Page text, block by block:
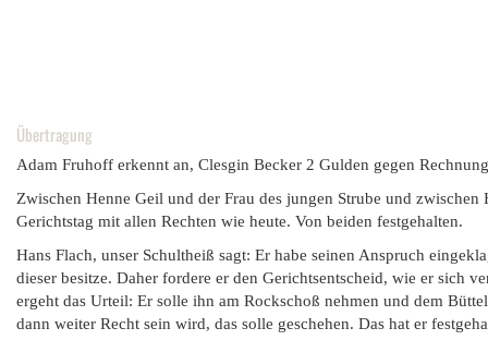
Übertragung
Adam Fruhoff erkennt an, Clesgin Becker 2 Gulden gegen
Zwischen Henne Geil und der Frau des jungen Strube und
Gerichtstag mit allen Rechten wie heute. Von beiden festgehalten.
Hans Flach, unser Schultheiß sagt: Er habe seinen Anspruch
dieser besitze. Daher fordere er den Gerichtsentscheid, wie er sich
ergeht das Urteil: Er solle ihn am Rockschoß nehmen und dem
dann weiter Recht sein wird, das solle geschehen. Das hat er